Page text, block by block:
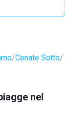
Cenate Sotto
nel